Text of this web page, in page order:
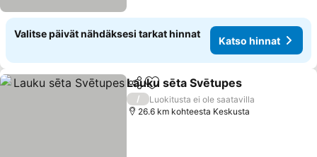
Valitse päivät nähdäksesi tarkat hinnat
Katso hinnat
Jaa Lisää suosikkeihin
Lauku sēta Svētupes
/
Luokitusta ei ole saatavilla
26.6 km kohteesta Keskusta